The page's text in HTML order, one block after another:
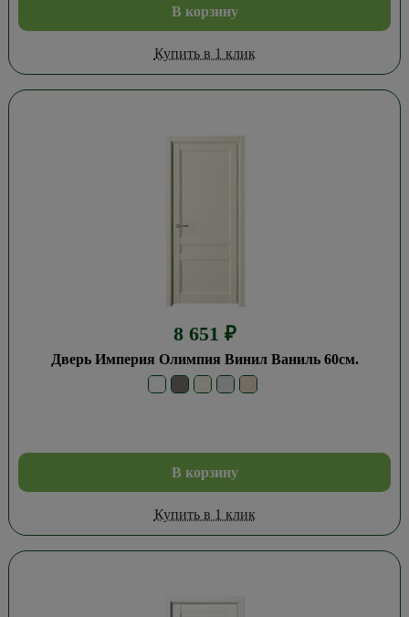
В корзину
Купить в 1 клик
8 651 ₽
Дверь Империя Олимпия Винил Ваниль 60см.
В корзину
Купить в 1 клик